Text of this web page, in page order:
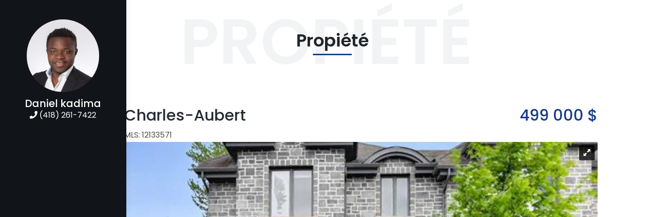
Daniel kadima
(418) 261-7422
PROPIÉTÉ
Propiété
7175 Rue Charles-Aubert
Maison à étages | MLS: 12133571
499 000 $